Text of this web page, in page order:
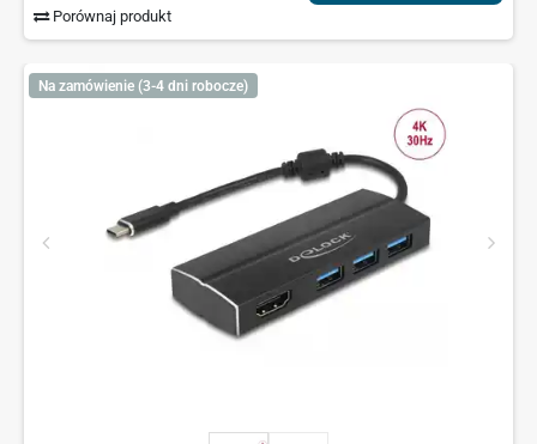
Porównaj produkt
Na zamówienie (3-4 dni robocze)